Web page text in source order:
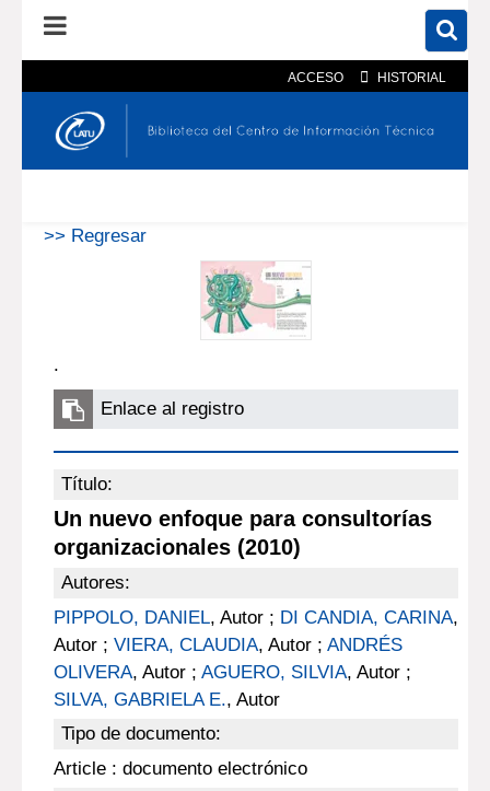
ACCESO HISTORIAL
En el catálogo En el sitio
>> Regresar
.
Enlace al registro
Título:
Un nuevo enfoque para consultorías
organizacionales (2010)
Autores:
PIPPOLO, DANIEL, Autor ; DI CANDIA, CARINA,
Autor ; VIERA, CLAUDIA, Autor ; ANDRÉS
OLIVERA, Autor ; AGUERO, SILVIA, Autor ;
SILVA, GABRIELA E., Autor
Tipo de documento:
Article : documento electrónico